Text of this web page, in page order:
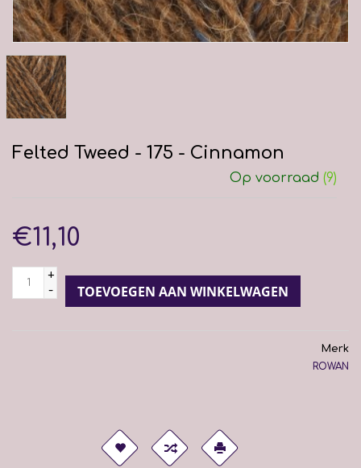
Felted Tweed - 175 - Cinnamon
Op voorraad (9)
€11,10
+
-
TOEVOEGEN AAN WINKELWAGEN
Merk
ROWAN